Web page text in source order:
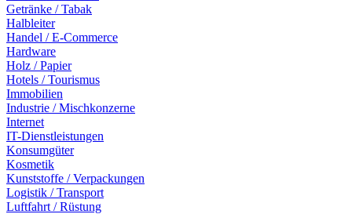
Getränke / Tabak
Halbleiter
Handel / E-Commerce
Hardware
Holz / Papier
Hotels / Tourismus
Immobilien
Industrie / Mischkonzerne
Internet
IT-Dienstleistungen
Konsumgüter
Kosmetik
Kunststoffe / Verpackungen
Logistik / Transport
Luftfahrt / Rüstung